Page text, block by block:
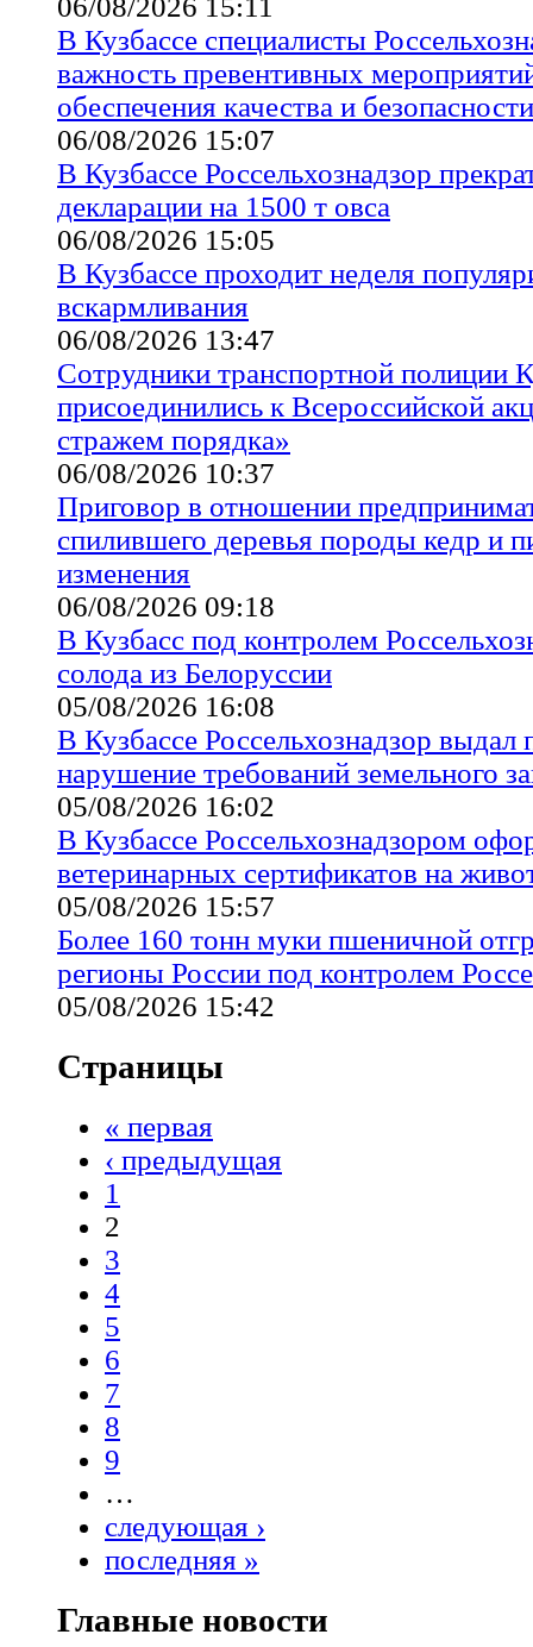
В Кузбассе специалисты
важность превентивных
обеспечения качества и
06/08/2026 15:07
В Кузбассе Россельхознадзор
декларации на 1500 т овса
06/08/2026 15:05
В Кузбассе проходит неделя
вскармливания
06/08/2026 13:47
Сотрудники транспортной полиции
присоединились к Всероссийской
стражем порядка»
06/08/2026 10:37
Приговор в отношении
спилившего деревья породы кедр и
изменения
06/08/2026 09:18
В Кузбасс под контролем
солода из Белоруссии
05/08/2026 16:08
В Кузбассе Россельхознадзор выдал
нарушение требований земельного
05/08/2026 16:02
В Кузбассе Россельхознадзором
ветеринарных сертификатов на
05/08/2026 15:57
Более 160 тонн муки пшеничной
регионы России под контролем
05/08/2026 15:42
Страницы
« первая
‹ предыдущая
1
2
3
4
5
6
7
8
9
…
следующая ›
последняя »
Главные новости